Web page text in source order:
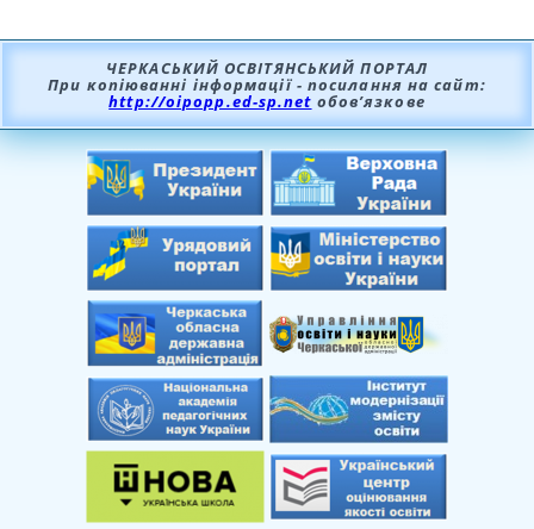
ЧЕРКАСЬКИЙ ОСВІТЯНСЬКИЙ ПОРТАЛ
При копіюванні інформації - посилання на сайт:
http://oipopp.ed-sp.net обов’язкове